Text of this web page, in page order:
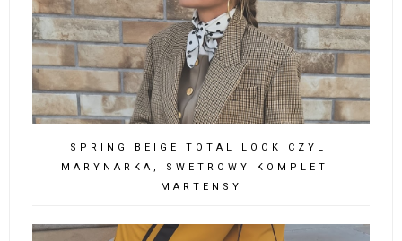
SPRING BEIGE TOTAL LOOK CZYLI
MARYNARKA, SWETROWY KOMPLET I
MARTENSY